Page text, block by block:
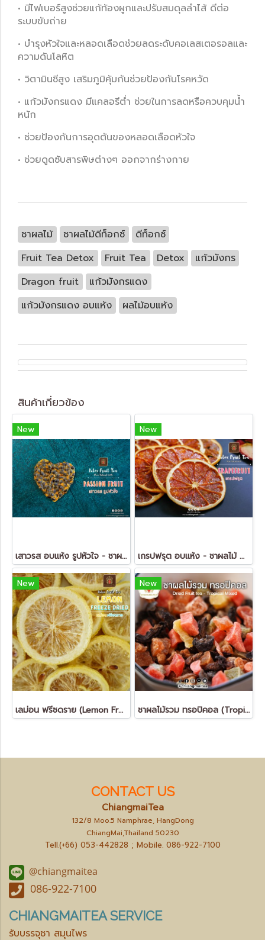
• มีไฟเบอร์สูงช่วยแก้ท้องผูกและปรับสมดุลลำไส้ ดีต่อ
ระบบขับถ่าย
• บำรุงหัวใจและหลอดเลือดช่วยลดระดับคอเลสเตอรอลและ
ความดันโลหิต
• วิตามินซีสูง เสริมภูมิคุ้มกันช่วยป้องกันโรคหวัด
• แก้วมังกรแดง มีแคลอรีต่ำ ช่วยในการลดหรือควบคุมน้ำ
หนัก
• ช่วยป้องกันการอุดตันของหลอดเลือดหัวใจ
• ช่วยดูดซับสารพิษต่างๆ ออกจากร่างกาย
ชาผลไม้ ชาผลไม้ดีท็อกซ์
ดีท็อกซ์
Fruit Tea Detox
Fruit Tea Detox
แก้วมังกร
Dragon fruit
แก้วมังกรแดง
แก้วมังกรแดง อบแห้ง
ผลไม้อบแห้ง
สินค้าเกี่ยวข้อง
New
เสาวรส อบแห้ง รูปหัวใจ - ชาผลไม้ ดีท็อกซ์ (Dried Passion Fruit - FruitTea Detox)
New
เกรปฟรุต อบแห้ง - ชาผลไม้ ดีท็อกซ์ (Dried Grapefruit - FruitTea Detox)
New
เลม่อน ฟรีซดราย (Lemon Freeze Dried - FruitTea Detox)
New
ชาผลไม้รวม ทรอปิคอล (Tropical Mixed Fruit Tea)
CONTACT US
ChiangmaiTea
132/8 Moo.5 Namphrae, HangDong
ChiangMai,Thailand 50230
Tell.(+66) 053-442828 ; Mobile. 086-922-7100
@chiangmaitea
086-922-7100
CHIANGMAITEA SERVICE
รับบรรจุชา สมุนไพร